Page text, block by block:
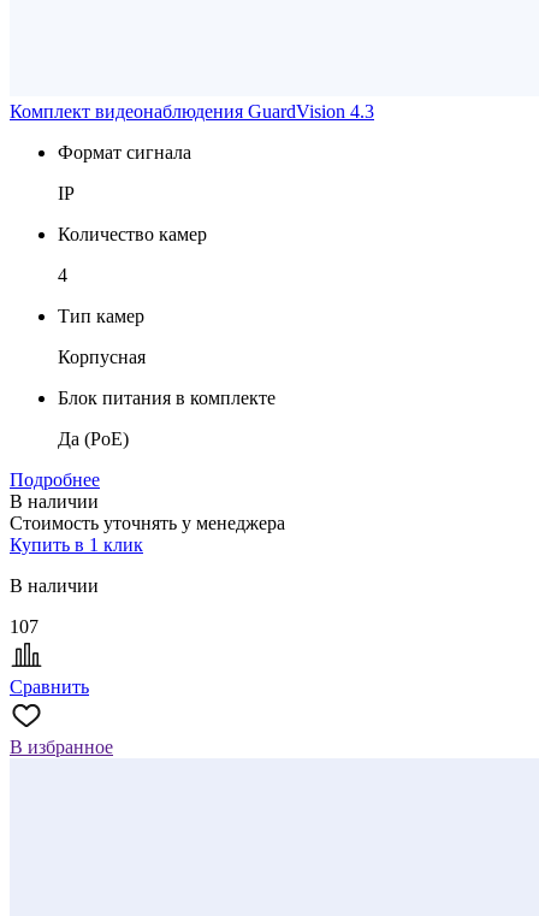
Комплект видеонаблюдения GuardVision 4.3
Формат сигнала
IP
Количество камер
4
Тип камер
Корпусная
Блок питания в комплекте
Да (PoE)
Подробнее
В наличии
Стоимость уточнять у менеджера
Купить в 1 клик
В наличии
107
Сравнить
В избранное